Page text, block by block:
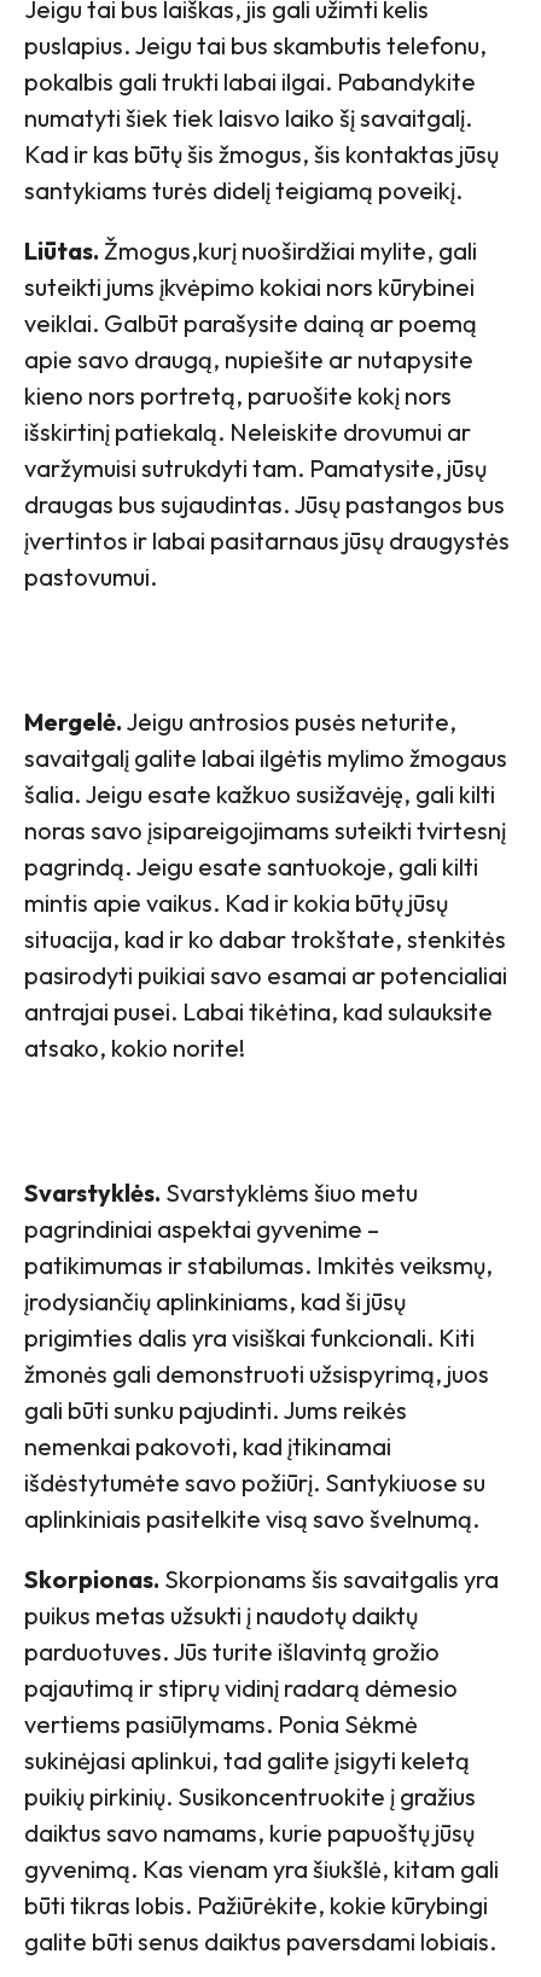
Jeigu tai bus laiškas, jis gali užimti kelis
puslapius. Jeigu tai bus skambutis telefonu,
pokalbis gali trukti labai ilgai. Pabandykite
numatyti šiek tiek laisvo laiko šį savaitgalį.
Kad ir kas būtų šis žmogus, šis kontaktas jūsų
santykiams turės didelį teigiamą poveikį.
Liūtas. Žmogus,kurį nuoširdžiai mylite, gali
suteikti jums įkvėpimo kokiai nors kūrybinei
veiklai. Galbūt parašysite dainą ar poemą
apie savo draugą, nupiešite ar nutapysite
kieno nors portretą, paruošite kokį nors
išskirtinį patiekalą. Neleiskite drovumui ar
varžymuisi sutrukdyti tam. Pamatysite, jūsų
draugas bus sujaudintas. Jūsų pastangos bus
įvertintos ir labai pasitarnaus jūsų draugystės
pastovumui.
Mergelė. Jeigu antrosios pusės neturite,
savaitgalį galite labai ilgėtis mylimo žmogaus
šalia. Jeigu esate kažkuo susižavėję, gali kilti
noras savo įsipareigojimams suteikti tvirtesnį
pagrindą. Jeigu esate santuokoje, gali kilti
mintis apie vaikus. Kad ir kokia būtų jūsų
situacija, kad ir ko dabar trokštate, stenkitės
pasirodyti puikiai savo esamai ar potencialiai
antrajai pusei. Labai tikėtina, kad sulauksite
atsako, kokio norite!
Svarstyklės. Svarstyklėms šiuo metu
pagrindiniai aspektai gyvenime –
patikimumas ir stabilumas. Imkitės veiksmų,
įrodysiančių aplinkiniams, kad ši jūsų
prigimties dalis yra visiškai funkcionali. Kiti
žmonės gali demonstruoti užsispyrimą, juos
gali būti sunku pajudinti. Jums reikės
nemenkai pakovoti, kad įtikinamai
išdėstytumėte savo požiūrį. Santykiuose su
aplinkiniais pasitelkite visą savo švelnumą.
Skorpionas. Skorpionams šis savaitgalis yra
puikus metas užsukti į naudotų daiktų
parduotuves. Jūs turite išlavintą grožio
pajautimą ir stiprų vidinį radarą dėmesio
vertiems pasiūlymams. Ponia Sėkmė
sukinėjasi aplinkui, tad galite įsigyti keletą
puikių pirkinių. Susikoncentruokite į gražius
daiktus savo namams, kurie papuoštų jūsų
gyvenimą. Kas vienam yra šiukšlė, kitam gali
būti tikras lobis. Pažiūrėkite, kokie kūrybingi
galite būti senus daiktus paversdami lobiais.